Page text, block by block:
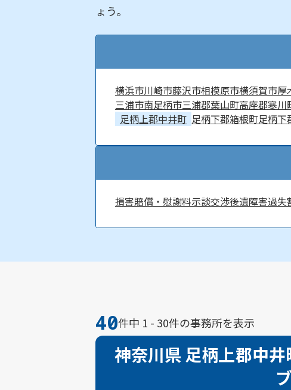
ょう。
横浜市川崎市藤沢市相模原市横須賀市厚
三浦市南足柄市三浦郡葉山町高座郡寒川
足柄上郡中井町 足柄下郡箱根町足柄下
損害賠償・慰謝料示談交渉後遺障害過失
40件中 1 - 30件の事務所を表示
神奈川県 足柄上郡中